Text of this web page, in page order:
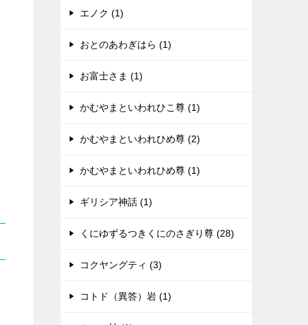
エノク (1)
おとのあわぎはら (1)
お富士さま (1)
かむやまといわれひこ尊 (1)
かむやまといわれひめ尊 (2)
かむやまといわれひめ尊 (1)
ギリシア神話 (1)
くにゆずるつきくにのさぎり尊 (28)
コクヤングティ (3)
コトド（異答）岩 (1)